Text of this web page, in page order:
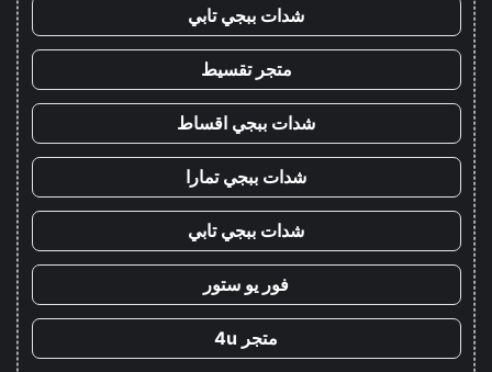
شدات ببجي تابي
متجر تقسيط
شدات ببجي اقساط
شدات ببجي تمارا
شدات ببجي تابي
فور يو ستور
متجر 4u